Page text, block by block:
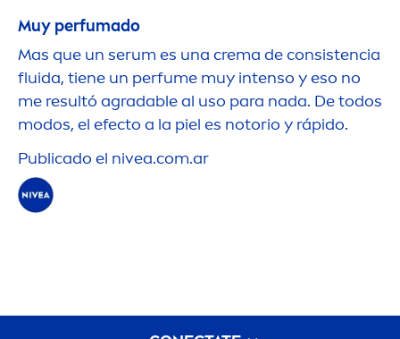
Muy perfumado
Mas que un serum es una crema de consistencia
fluida, tiene un perfume muy intenso y eso no
me resultó agradable al uso para nada. De todos
modos, el efecto a la piel es notorio y rápido.
Publicado el nivea.com.ar